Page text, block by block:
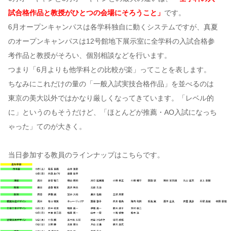
試合格作品と教授がひとつの会場にそろうこと」 です。
6月オープンキャンパスは各学科独自に動くシステムですが、真夏
のオープンキャンパスは12号館地下展示室に全学科の入試合格参
考作品と教授がそろい、個別相談などを行います。
つまり「6月よりも他学科との比較が楽」ってことを表します。
ちなみにこれだけの量の「一般入試実技合格作品」を並べるのは
東京の美大以外ではかなり厳しくなってきています。「レベル的
に」というのもそうだけど、「ほとんどが推薦・AO入試になっち
ゃった」てのが大きく。
当日参加する教員のラインナップはこちらです。